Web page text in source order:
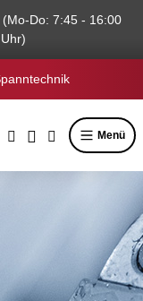
Do: 7:45 - 16:00
Menü